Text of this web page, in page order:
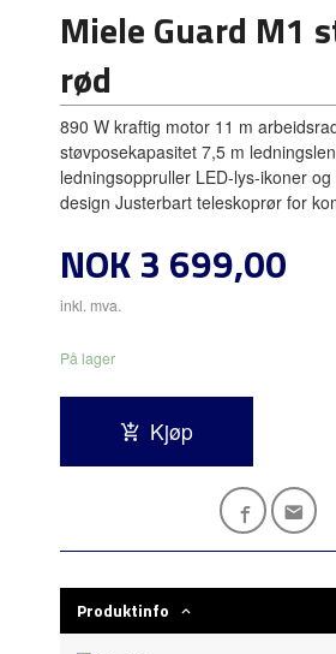
Miele Guard M1
rød
890 W kraftig motor 11 m
støvposekapasitet 7,5 m
ledningsoppruller LED-lys-ikoner
design Justerbart teleskoprør for
Pris
NOK3 699,00
inkl. mva.
På lager
Kjøp
Produktinfo